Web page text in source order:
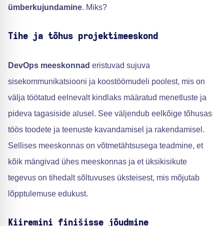
ümberkujundamine. Miks?
Tihe ja tõhus projektimeeskond
DevOps meeskonnad eristuvad sujuva
sisekommunikatsiooni ja koostöömudeli poolest, mis on
välja töötatud eelnevalt kindlaks määratud menetluste ja
pideva tagasiside alusel. See väljendub eelkõige tõhusas
töös toodete ja teenuste kavandamisel ja rakendamisel.
Sellises meeskonnas on võtmetähtsusega teadmine, et
kõik mängivad ühes meeskonnas ja et üksikisikute
tegevus on tihedalt sõltuvuses üksteisest, mis mõjutab
lõpptulemuse edukust.
Kiiremini finišisse jõudmine